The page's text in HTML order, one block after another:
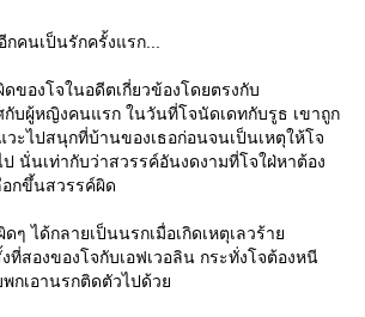
คนเป็นรักครั้งแรก...
ของโจในอดีตเกี่ยวข้องโดยตรงกับ
บผู้หญิงคนแรก ในวันที่โจนัดเดทกับรูธ เขาถูก
วะไปสนุกที่บ้านของเธอก่อนจนเป็นเหตุให้โจ
นั่นเท่ากับว่าสวรรค์อันงดงามที่โจใฝ่หาต้อง
อกขึ้นสวรรค์ผิด
ได้กลายเป็นนรกเมื่อเกิดเหตุเลวร้า
ที่สองของโจกับเอฟเวอลิน กระทั่งโจต้องหนี
พกเอานรกติดตัวไปด้ว